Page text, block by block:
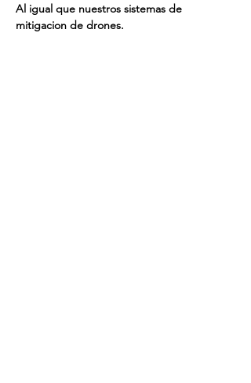
Al igual que nuestros sistemas de
mitigacion de drones.